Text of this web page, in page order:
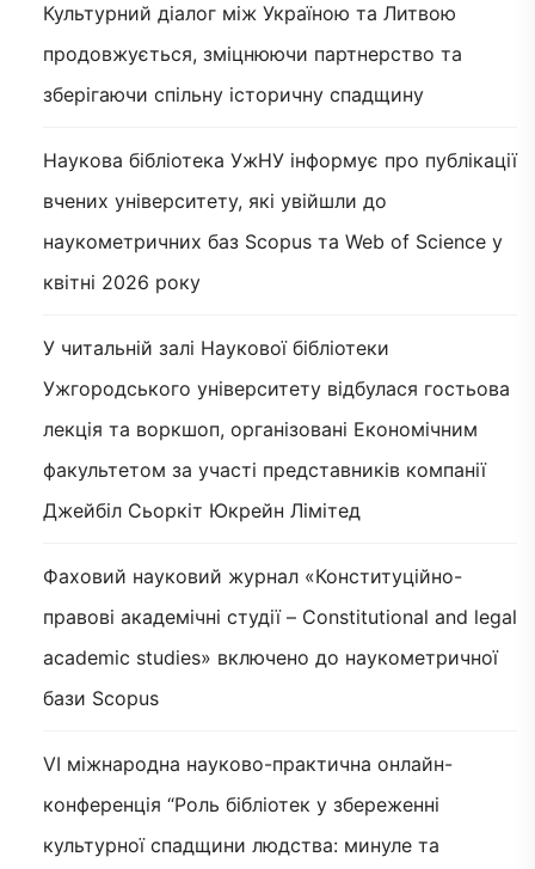
Культурний діалог між Україною та Литвою
продовжується, зміцнюючи партнерство та
зберігаючи спільну історичну спадщину
Наукова бібліотека УжНУ інформує про публікації
вчених університету, які увійшли до
наукометричних баз Scopus та Web of Science у
квітні 2026 року
У читальній залі Наукової бібліотеки
Ужгородського університету відбулася гостьова
лекція та воркшоп, організовані Економічним
факультетом за участі представників компанії
Джейбіл Сьоркіт Юкрейн Лімітед
Фаховий науковий журнал «Конституційно-
правові академічні студії – Constitutional and legal
academic studies» включено до наукометричної
бази Scopus
VI міжнародна науково-практична онлайн-
конференція “Роль бібліотек у збереженні
культурної спадщини людства: минуле та